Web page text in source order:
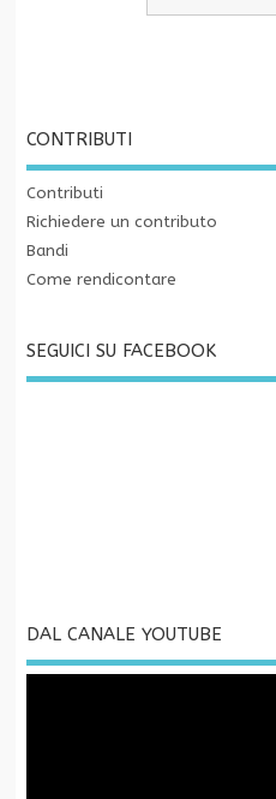
CONTRIBUTI
Contributi
Richiedere un contributo
Bandi
Come rendicontare
SEGUICI SU FACEBOOK
DAL CANALE YOUTUBE